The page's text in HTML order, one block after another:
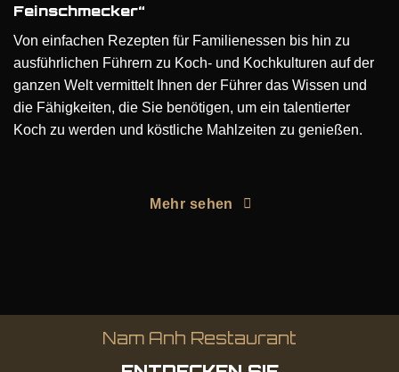
Feinschmecker“
Von einfachen Rezepten für Familienessen bis hin zu
ausführlichen Führern zu Koch- und Kochkulturen auf der
ganzen Welt vermittelt Ihnen der Führer das Wissen und
die Fähigkeiten, die Sie benötigen, um ein talentierter
Koch zu werden und köstliche Mahlzeiten zu genießen.
Mehr sehen
Nam Anh Restaurant